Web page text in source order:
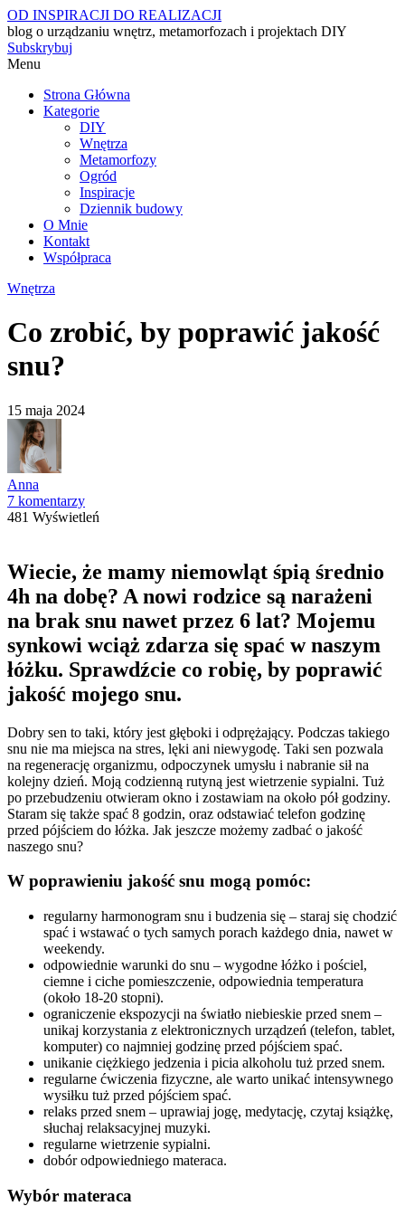
OD INSPIRACJI DO REALIZACJI
blog o urządzaniu wnętrz, metamorfozach i projektach DIY
Subskrybuj
Menu
Strona Główna
Kategorie
DIY
Wnętrza
Metamorfozy
Ogród
Inspiracje
Dziennik budowy
O Mnie
Kontakt
Współpraca
Wnętrza
Co zrobić, by poprawić jakość
snu?
15 maja 2024
Anna
7 komentarzy
481 Wyświetleń
Wiecie, że mamy niemowląt śpią średnio
4h na dobę? A nowi rodzice są narażeni
na brak snu nawet przez 6 lat? Mojemu
synkowi wciąż zdarza się spać w naszym
łóżku. Sprawdźcie co robię, by poprawić
jakość mojego snu.
Dobry sen to taki, który jest głęboki i odprężający. Podczas takiego
snu nie ma miejsca na stres, lęki ani niewygodę. Taki sen pozwala
na regenerację organizmu, odpoczynek umysłu i nabranie sił na
kolejny dzień. Moją codzienną rutyną jest wietrzenie sypialni. Tuż
po przebudzeniu otwieram okno i zostawiam na około pół godziny.
Staram się także spać 8 godzin, oraz odstawiać telefon godzinę
przed pójściem do łóżka. Jak jeszcze możemy zadbać o jakość
naszego snu?
W poprawieniu jakość snu mogą pomóc:
regularny harmonogram snu i budzenia się – staraj się chodzić
spać i wstawać o tych samych porach każdego dnia, nawet w
weekendy.
odpowiednie warunki do snu – wygodne łóżko i pościel,
ciemne i ciche pomieszczenie, odpowiednia temperatura
(około 18-20 stopni).
ograniczenie ekspozycji na światło niebieskie przed snem –
unikaj korzystania z elektronicznych urządzeń (telefon, tablet,
komputer) co najmniej godzinę przed pójściem spać.
unikanie ciężkiego jedzenia i picia alkoholu tuż przed snem.
regularne ćwiczenia fizyczne, ale warto unikać intensywnego
wysiłku tuż przed pójściem spać.
relaks przed snem – uprawiaj jogę, medytację, czytaj książkę,
słuchaj relaksacyjnej muzyki.
regularne wietrzenie sypialni.
dobór odpowiedniego materaca.
Wybór materaca